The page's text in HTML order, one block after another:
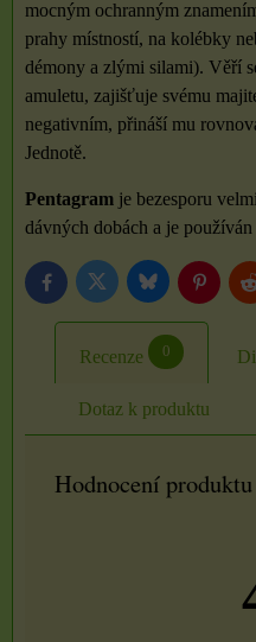
mocným ochranným
prahy místností, na kolébky
démony a zlými silami). Věří
amuletu, zajišťuje svému
negativním, přináší mu
Jednotě.
Pentagram je bezesporu
dávných dobách a je používán
FacebookTwitter BlueskyPinterest
Recenze 0
Dotaz k produktu
Hodnocení produktu